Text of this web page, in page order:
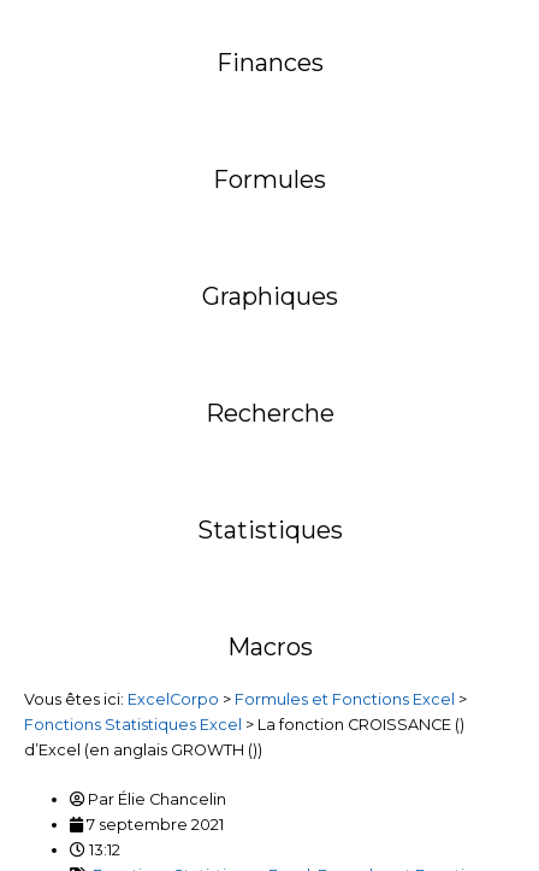
Finances
Formules
Graphiques
Recherche
Statistiques
Macros
Vous êtes ici: ExcelCorpo > Formules et Fonctions Excel >
Fonctions Statistiques Excel > La fonction CROISSANCE ()
d’Excel (en anglais GROWTH ())
Par Élie Chancelin
7 septembre 2021
13:12